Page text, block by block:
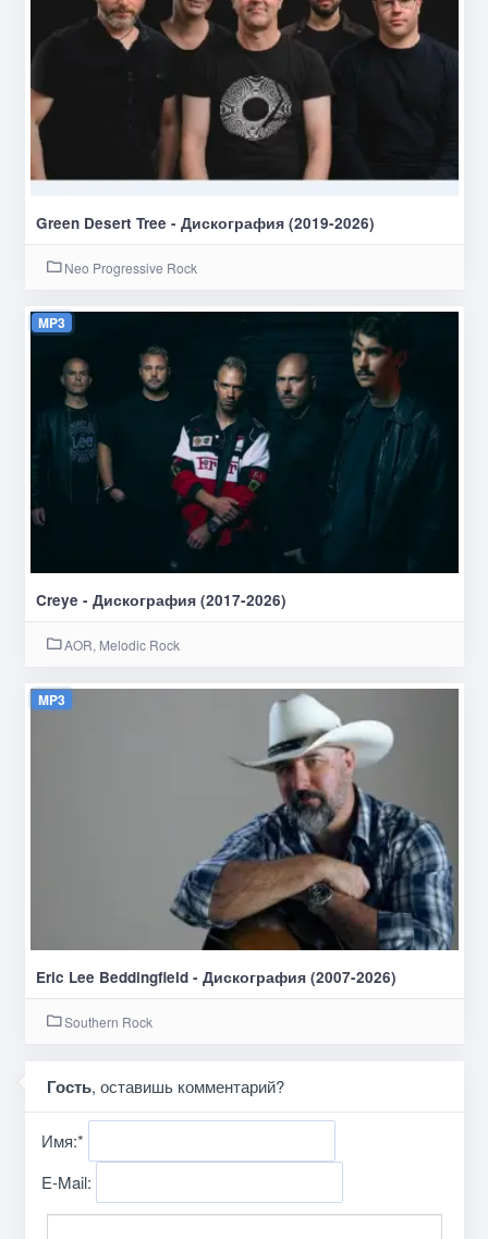
Green Desert Tree - Дискография (2019-2026)
Neo Progressive Rock
MP3
Creye - Дискография (2017-2026)
AOR, Melodic Rock
MP3
Eric Lee Beddingfield - Дискография (2007-2026)
Southern Rock
Гость, оставишь комментарий?
Имя:*
E-Mail: